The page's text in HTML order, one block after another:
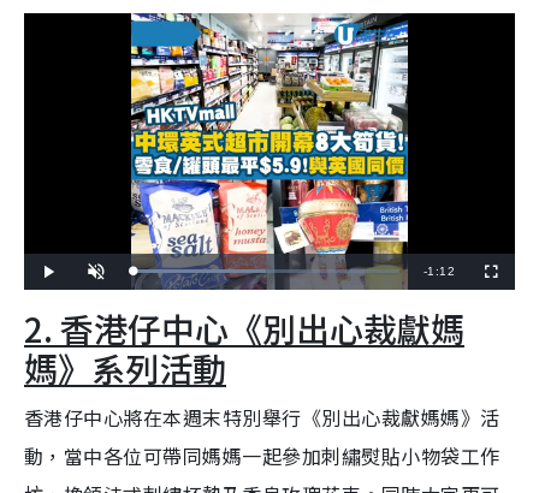
l
n
t
e
L
o
e
d
:
5
0
.
5
%
R
m
i
n
-1:12
u
2. 香港仔中⼼《別出⼼裁獻媽
媽》系列活動
香港仔中⼼將在本週末特別舉⾏《別出⼼裁獻媽媽》活
動，當中各位可帶同媽媽一起參加刺繡熨貼⼩物袋⼯作